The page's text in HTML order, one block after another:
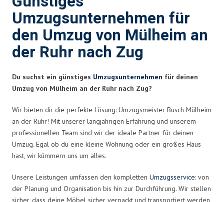
Umzugsunternehmen für
den Umzug von Mülheim an
der Ruhr nach Zug
Du suchst ein günstiges Umzugsunternehmen für deinen
Umzug von Mülheim an der Ruhr nach Zug?
Wir bieten dir die perfekte Lösung: Umzugsmeister Busch Mülheim
an der Ruhr! Mit unserer langjährigen Erfahrung und unserem
professionellen Team sind wir der ideale Partner für deinen
Umzug. Egal ob du eine kleine Wohnung oder ein großes Haus
hast, wir kümmern uns um alles.
Unsere Leistungen umfassen den kompletten Umzugsservice: von
der Planung und Organisation bis hin zur Durchführung. Wir stellen
sicher, dass deine Möbel sicher verpackt und transportiert werden